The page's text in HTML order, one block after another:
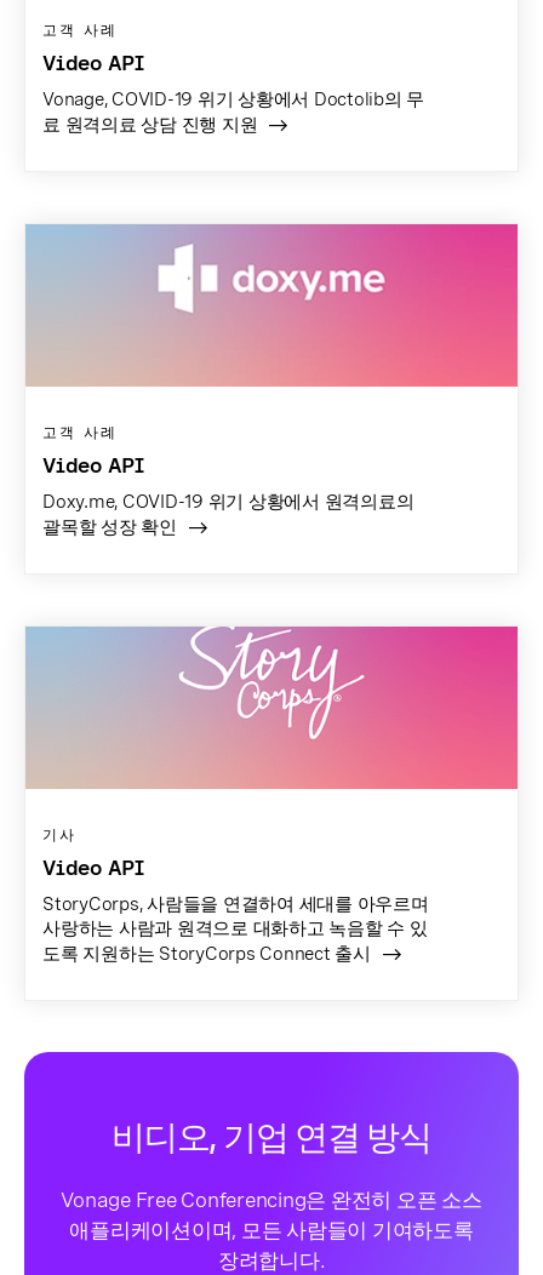
고객 사례
Video API
Vonage, COVID-19 위기 상황에서 Doctolib의 무
료 원격의료 상담 진행 지원
고객 사례
Video API
Doxy.me, COVID-19 위기 상황에서 원격의료의
괄목할 성장 확인
기사
Video API
StoryCorps, 사람들을 연결하여 세대를 아우르며
사랑하는 사람과 원격으로 대화하고 녹음할 수 있
도록 지원하는 StoryCorps Connect 출시
비디오, 기업 연결 방식
Vonage Free Conferencing은 완전히 오픈 소스
애플리케이션이며, 모든 사람들이 기여하도록
장려합니다.